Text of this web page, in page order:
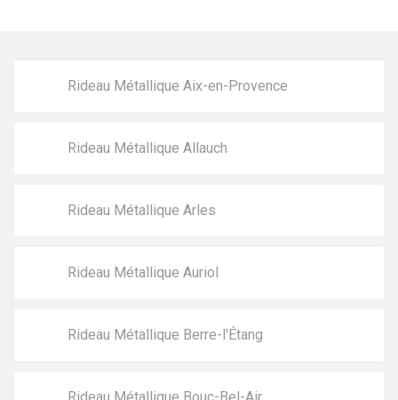
Rideau Métallique Aix-en-Provence
Rideau Métallique Allauch
Rideau Métallique Arles
Rideau Métallique Auriol
Rideau Métallique Berre-l'Étang
Rideau Métallique Bouc-Bel-Air